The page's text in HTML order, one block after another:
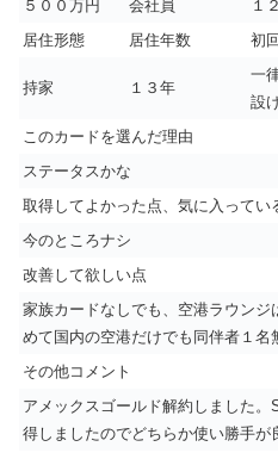
５００万円 会社員 １
居住形態
居住年数 初
持家 １３年
一
設
このカードを選んだ理由
ステータスかな
取得してよかった点、気に入ってい
今のところナシ
改善して欲しい点
家族カードなしでも、空港ラウン
めて国内の空港だけでも同伴者１名
その他コメント
アメックスゴールド解約しました
得しましたのでどちらか使い勝手が